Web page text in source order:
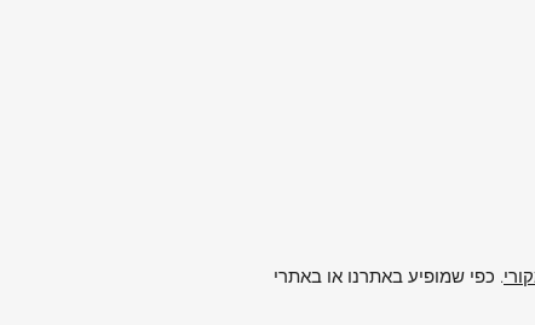
. כפי שמופיע באתרנו או באתרי